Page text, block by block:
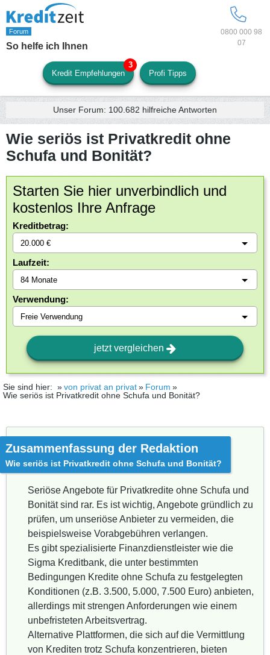
0800 000 98
07
So helfe ich Ihnen
Kredit Empfehlungen Profi Tipps
Unser Forum: 100.682 hilfreiche Antworten
Wie seriös ist Privatkredit ohne
Schufa und Bonität?
Starten Sie hier unverbindlich und
kostenlos Ihre Anfrage
Kreditbetrag:
Laufzeit:
Verwendung:
jetzt vergleichen
Sie sind hier: von privat an privat
Forum
Wie seriös ist Privatkredit ohne Schufa und Bonität?
Zusammenfassung der Redaktion
Wie seriös ist Privatkredit ohne Schufa und Bonität?
Seriöse Angebote für Privatkredite ohne Schufa und
Bonität sind rar. Es ist wichtig, Angebote gründlich zu
prüfen, um unseriöse Anbieter zu vermeiden, die
beispielsweise Vorabgebühren verlangen.
Es gibt spezialisierte Finanzdienstleister wie die
Sigma Kreditbank, die unter bestimmten
Bedingungen Kredite ohne Schufa zu festgelegten
Konditionen (z.B. 3.500, 5.000, 7.500 Euro) anbieten,
allerdings mit strengen Anforderungen wie einem
unbefristeten Arbeitsvertrag.
Alternative Plattformen, die sich auf die Vermittlung
von Krediten trotz Schufa konzentrieren, bieten